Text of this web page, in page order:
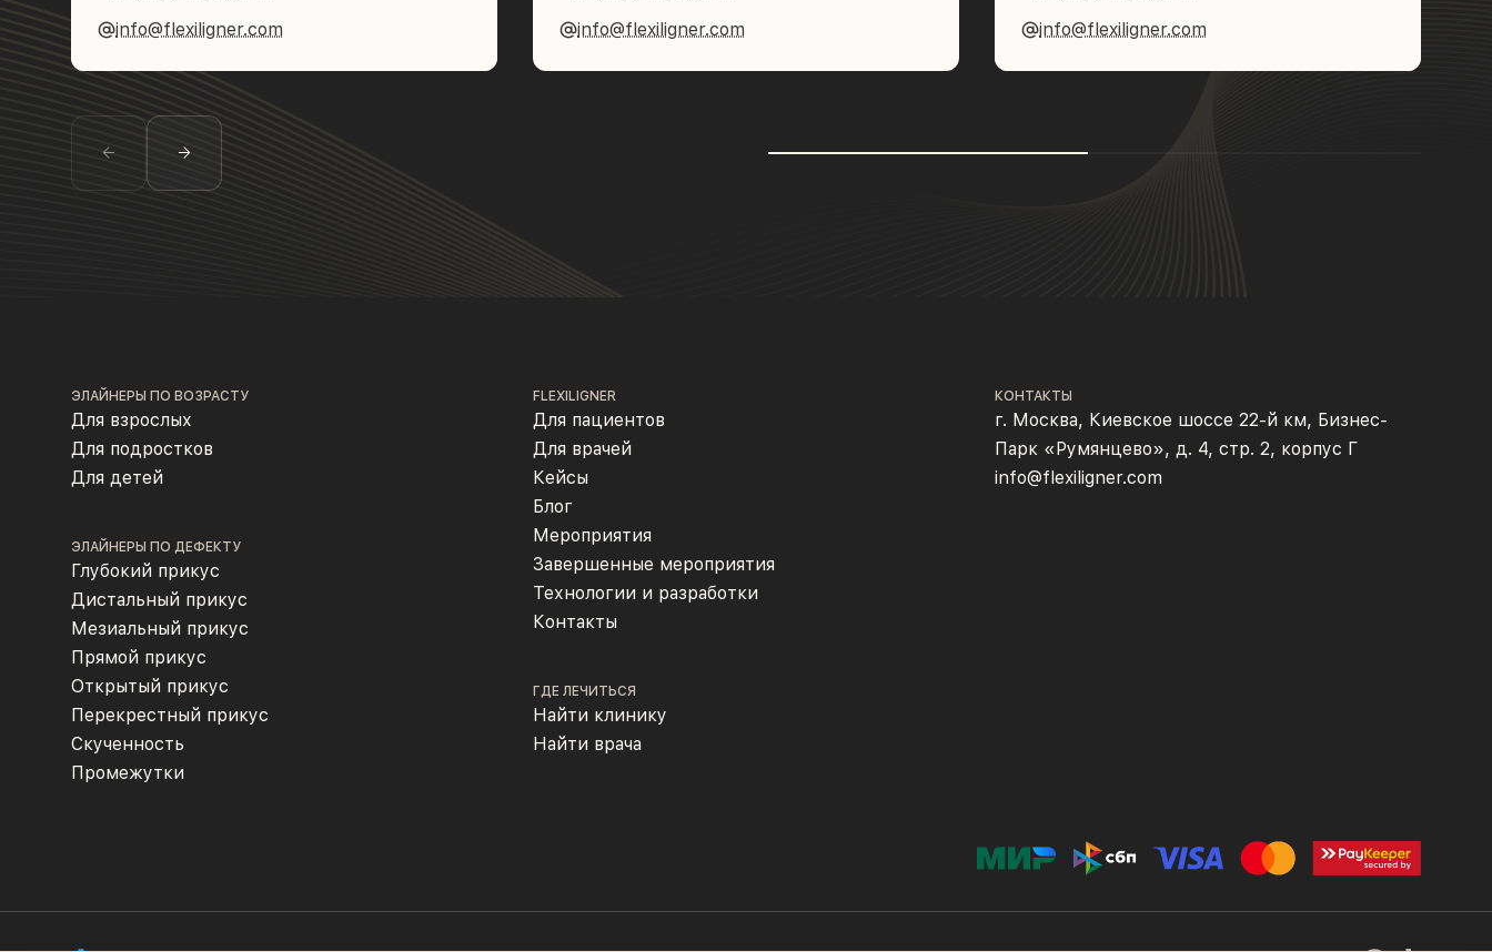
info@flexiligner.com
info@flexiligner.com
info@flexiligner.com
ЭЛАЙНЕРЫ ПО ВОЗРАСТУ
Для взрослых
Для подростков
Для детей
ЭЛАЙНЕРЫ ПО ДЕФЕКТУ
Глубокий прикус
Дистальный прикус
Мезиальный прикус
Прямой прикус
Открытый прикус
Перекрестный прикус
Скученность
Промежутки
FLEXILIGNER
Для пациентов
Для врачей
Кейсы
Блог
Мероприятия
Завершенные мероприятия
Технологии и разработки
Контакты
ГДЕ ЛЕЧИТЬСЯ
Найти клинику
Найти врача
КОНТАКТЫ
г. Москва, Киевское шоссе 22-й км, Бизнес-
Парк «Румянцево», д. 4, стр. 2, корпус Г
info@flexiligner.com